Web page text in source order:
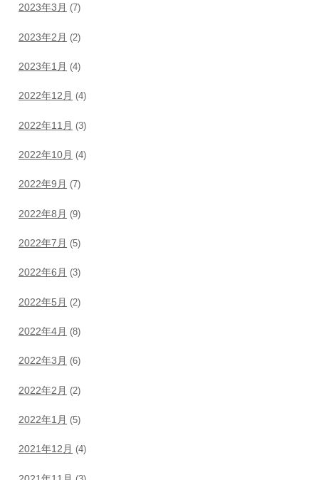
2023年3月 (7)
2023年2月 (2)
2023年1月 (4)
2022年12月 (4)
2022年11月 (3)
2022年10月 (4)
2022年9月 (7)
2022年8月 (9)
2022年7月 (5)
2022年6月 (3)
2022年5月 (2)
2022年4月 (8)
2022年3月 (6)
2022年2月 (2)
2022年1月 (5)
2021年12月 (4)